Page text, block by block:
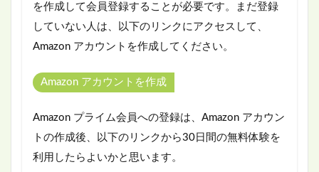
を作成して会員登録することが必要です。まだ登録
していない人は、以下のリンクにアクセスして、
Amazon アカウントを作成してください。
Amazon アカウントを作成
Amazon プライム会員への登録は、Amazon アカウン
トの作成後、以下のリンクから30日間の無料体験を
利用したらよいかと思います。